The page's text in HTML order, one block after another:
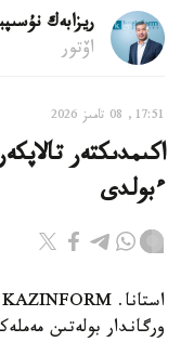
ريزابەك
اۆتور
17:51, 08 تامىز 2026
اكىمدىكتەر
ءبولدى
ورگاندار بولەتىن